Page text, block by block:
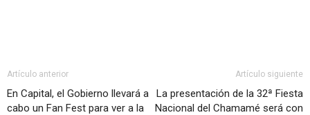
Artículo anterior
En Capital, el Gobierno llevará a
cabo un Fan Fest para ver a la
Artículo siguiente
La presentación de la 32ª Fiesta
Nacional del Chamamé será con